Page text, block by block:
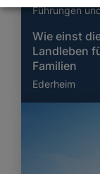
Führungen
Wie einst
Landleben
Familien
Ederheim